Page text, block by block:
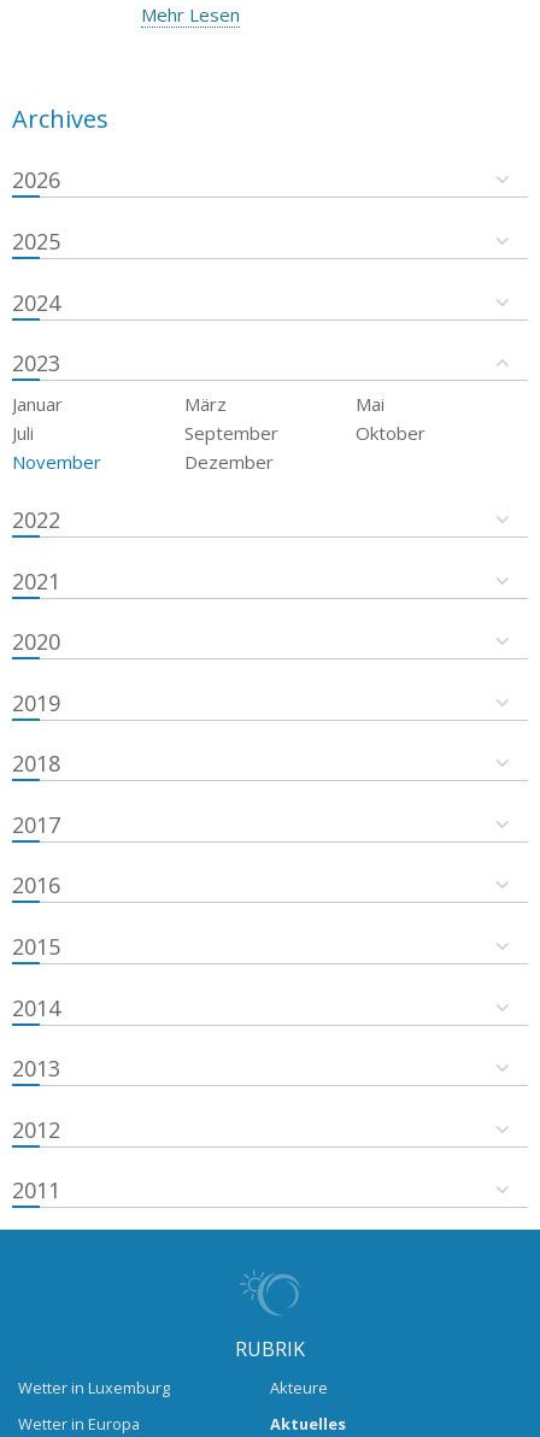
Mehr Lesen
Archives
2026
2025
2024
2023
Januar März
Mai
Juli
September
Oktober
November
Dezember
2022
2021
2020
2019
2018
2017
2016
2015
2014
2013
2012
2011
RUBRIK
Wetter in Luxemburg
Wetter in Europa
Akteure
Aktuelles